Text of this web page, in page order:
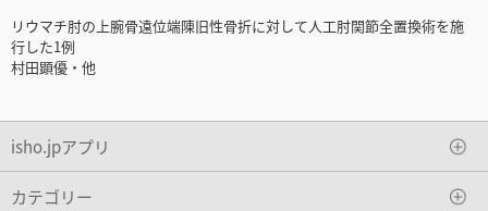
リウマチ肘の上腕骨遠位端陳旧性骨折に対して人工肘関節全置換術を施
行した1例
村田顕優・他
isho.jpアプリ
カテゴリー